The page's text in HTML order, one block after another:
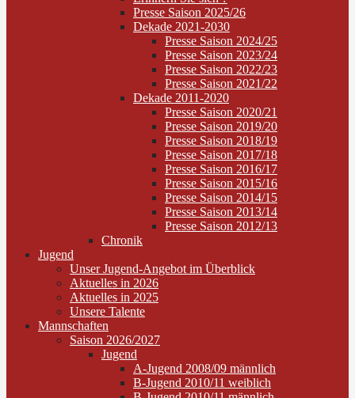
Presse Saison 2025/26
Dekade 2021-2030
Presse Saison 2024/25
Presse Saison 2023/24
Presse Saison 2022/23
Presse Saison 2021/22
Dekade 2011-2020
Presse Saison 2020/21
Presse Saison 2019/20
Presse Saison 2018/19
Presse Saison 2017/18
Presse Saison 2016/17
Presse Saison 2015/16
Presse Saison 2014/15
Presse Saison 2013/14
Presse Saison 2012/13
Chronik
Jugend
Unser Jugend-Angebot im Überblick
Aktuelles in 2026
Aktuelles in 2025
Unsere Talente
Mannschaften
Saison 2026/2027
Jugend
A-Jugend 2008/09 männlich
B-Jugend 2010/11 weiblich